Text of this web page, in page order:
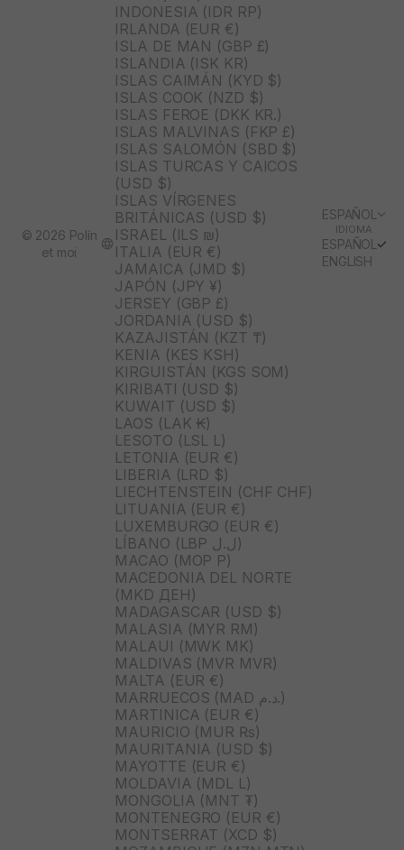
INDONESIA (IDR RP)
IRLANDA (EUR €)
ISLA DE MAN (GBP £)
ISLANDIA (ISK KR)
ISLAS CAIMÁN (KYD $)
ISLAS COOK (NZD $)
ISLAS FEROE (DKK KR.)
ISLAS MALVINAS (FKP £)
ISLAS SALOMÓN (SBD $)
ISLAS TURCAS Y CAICOS
(USD $)
ISLAS VÍRGENES
BRITÁNICAS (USD $)
ISRAEL (ILS ₪)
ITALIA (EUR €)
JAMAICA (JMD $)
JAPÓN (JPY ¥)
JERSEY (GBP £)
JORDANIA (USD $)
KAZAJISTÁN (KZT ₸)
KENIA (KES KSH)
KIRGUISTÁN (KGS SOM)
KIRIBATI (USD $)
KUWAIT (USD $)
LAOS (LAK ₭)
LESOTO (LSL L)
LETONIA (EUR €)
LIBERIA (LRD $)
LIECHTENSTEIN (CHF CHF)
LITUANIA (EUR €)
LUXEMBURGO (EUR €)
LÍBANO (LBP ل.ل)
MACAO (MOP P)
MACEDONIA DEL NORTE
(MKD ДЕН)
MADAGASCAR (USD $)
MALASIA (MYR RM)
MALAUI (MWK MK)
MALDIVAS (MVR MVR)
MALTA (EUR €)
MARRUECOS (MAD د.م.)
MARTINICA (EUR €)
MAURICIO (MUR ₨)
MAURITANIA (USD $)
MAYOTTE (EUR €)
MOLDAVIA (MDL L)
MONGOLIA (MNT ₮)
MONTENEGRO (EUR €)
MONTSERRAT (XCD $)
ESPAÑOL
IDIOMA
ESPAÑOL
ENGLISH
© 2026 Polín
et moi